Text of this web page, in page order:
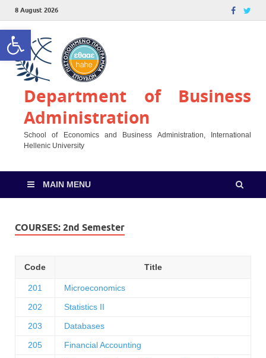
Open toolbar
8 August 2026
Department of Business
Administration
School of Economics and Business Administration, International
Hellenic University
MAIN MENU
COURSES: 2nd Semester
Code Title
201
Microeconomics
202
Statistics ΙΙ
203
Databases
205
Financial Accounting